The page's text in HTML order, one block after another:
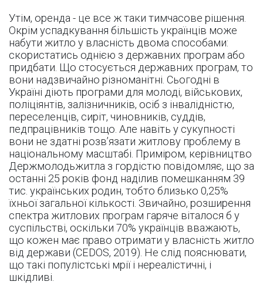
Утім, оренда - це все ж таки тимчасове рішення.
Окрім успадкування більшість українців може
набути житло у власність двома способами:
скористатись однією з державних програм або
придбати. Що стосується державних програм, то
вони надзвичайно різноманітні. Сьогодні в
Україні діють програми для молоді, військових,
поліціянтів, залізничників, осіб з інвалідністю,
переселенців, сиріт, чиновників, суддів,
педпрацівників тощо. Але навіть у сукупності
вони не здатні розв’язати житлову проблему в
національному масштабі. Приміром, керівництво
Держмолодьжитла з гордістю повідомляє, що за
останні 25 років фонд наділив помешканням 39
тис. українських родин, тобто близько 0,25%
їхньої загальної кількості. Звичайно, розширення
спектра житлових програм гаряче віталося б у
суспільстві, оскільки 70% українців вважають,
що кожен має право отримати у власність житло
від держави (CEDOS, 2019). Не слід пояснювати,
що такі популістські мрії і нереалістичні, і
шкідливі.